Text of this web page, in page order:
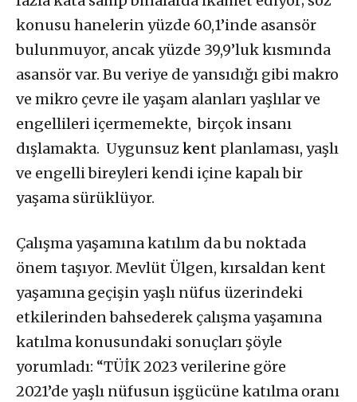
konusu hanelerin yüzde 60,1’inde asansör
bulunmuyor, ancak yüzde 39,9’luk kısmında
asansör var. Bu veriye de yansıdığı gibi makro
ve mikro çevre ile yaşam alanları yaşlılar ve
engellileri içermemekte, birçok insanı
dışlamakta. Uygunsuzkent planlaması, yaşlı
ve engelli bireyleri kendi içine kapalı bir
yaşama sürüklüyor.
Çalışma yaşamına katılım da bu noktada
önem taşıyor. Mevlüt Ülgen, kırsaldan kent
yaşamına geçişin yaşlı nüfus üzerindeki
etkilerinden bahsederek çalışma yaşamına
katılma konusundaki sonuçları şöyle
yorumladı: “TÜİK 2023 verilerine göre
2021’de yaşlı nüfusun işgücüne katılma oranı